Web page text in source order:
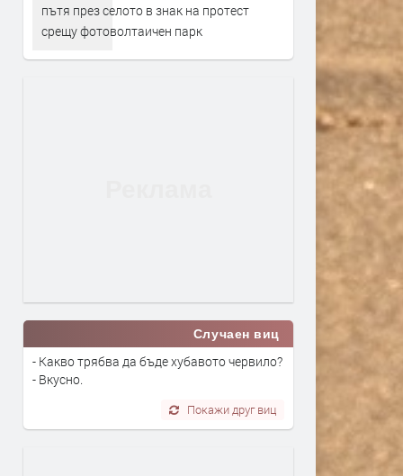
пътя през селото в знак на протест
срещу фотоволтаичен парк
Случаен виц
- Какво трябва да бъде хубавото червило?
- Вкусно.
Покажи друг виц